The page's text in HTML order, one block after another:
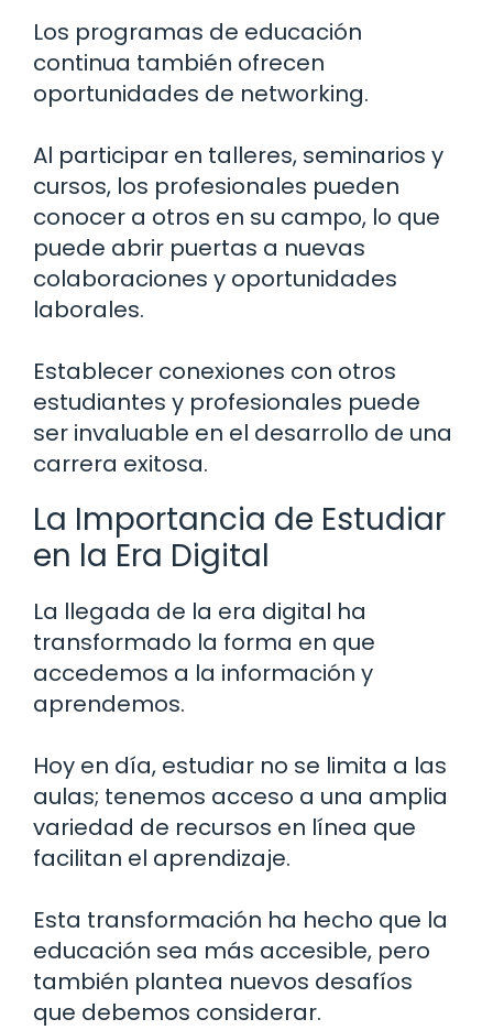
Los programas de educación
continua también ofrecen
oportunidades de networking.
Al participar en talleres, seminarios y
cursos, los profesionales pueden
conocer a otros en su campo, lo que
puede abrir puertas a nuevas
colaboraciones y oportunidades
laborales.
Establecer conexiones con otros
estudiantes y profesionales puede
ser invaluable en el desarrollo de una
carrera exitosa.
La Importancia de Estudiar
en la Era Digital
La llegada de la era digital ha
transformado la forma en que
accedemos a la información y
aprendemos.
Hoy en día, estudiar no se limita a las
aulas; tenemos acceso a una amplia
variedad de recursos en línea que
facilitan el aprendizaje.
Esta transformación ha hecho que la
educación sea más accesible, pero
también plantea nuevos desafíos
que debemos considerar.